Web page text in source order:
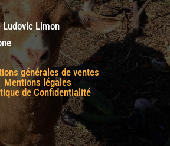
Ludovic Limon
générales de ventes
Mentions légales
de Confidentialité